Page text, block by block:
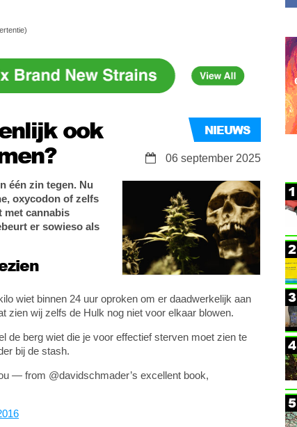
harkt 2 speedboten vol wiet uit Canada
van die twee Belgen uit Bosnië in
ook
NIEUWS
06 september 2025
één zin tegen. Nu
oxycodon of zelfs
met cannabis
er sowieso als
wiet binnen 24 uur oproken om er daadwerkelijk aan
zien wij zelfs de Hulk nog niet voor elkaar blowen.
de berg wiet die je voor effectief sterven moet zien te
bij de stash.
— from @davidschmader’s excellent book,
1
2
3
4
5